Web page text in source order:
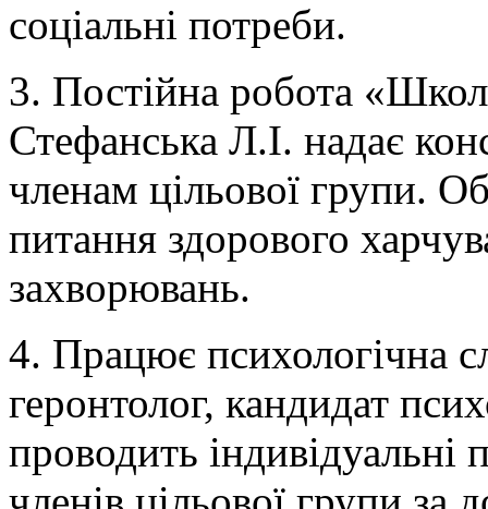
соціальні потреби.
3. Постійна робота
Стефанська Л.І. надає
членам цільової групи.
питання здорового
захворювань.
4. Працює психологічна
геронтолог, кандидат
проводить індивідуальні